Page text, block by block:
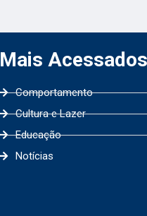
Mais Acessados
Comportamento
Cultura e Lazer
Educação
Notícias